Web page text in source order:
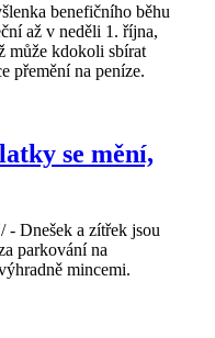
benefičního běhu
až v neděli 1. října,
může kdokoli sbírat
přemění na peníze.
se mění,
Dnešek a zítřek jsou
parkování na
mincemi.